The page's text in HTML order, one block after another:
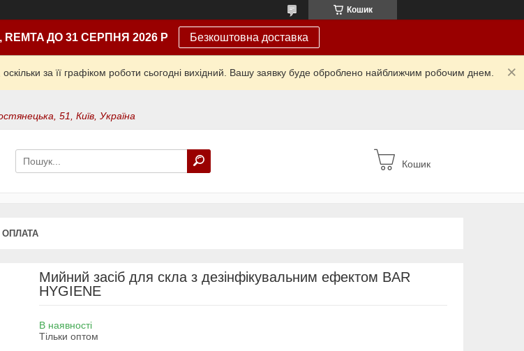
Кошик
ДО 31 СЕРПНЯ 2026 Р Безкоштовна доставка
за її графіком роботи сьогодні вихідний. Вашу заявку буде оброблено найближчим робочим днем.
51, Київ, Україна
Кошик
ОПЛАТА
Мийний засіб для скла з дезінфікувальним ефектом BAR
HYGIENE
В наявності
Тільки оптом